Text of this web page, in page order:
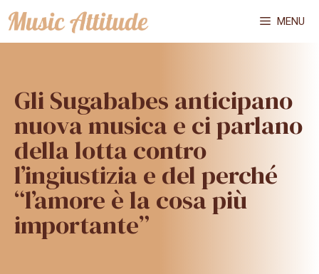
Vai
al
MENU
Gli Sugababes anticipano
nuova musica e ci parlano
della lotta contro
l’ingiustizia e del perché
“l’amore è la cosa più
importante”